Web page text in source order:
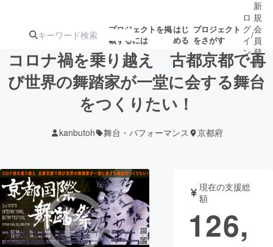
プロジェクトを掲
載するには
はじ
める
プロジェクト
をさがす
注目のリ 注目の新着プロ
ジェクト
募集終了が近いプ
テクノロジー・ガジェット
映像・映画 書籍・雑誌
ロ
グ
イ
ン
/
新
規
会
員
登
録
コロナ禍を乗り越え 古都京都で再
び世界の舞踏家が一堂に会する舞台
をつくりたい！
kanbutoh 舞台・パフォーマンス 京都府
現在の支援総
額
126,